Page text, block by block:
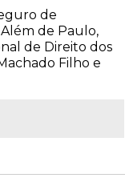
de
de Paulo,
de Direito dos
Filho e